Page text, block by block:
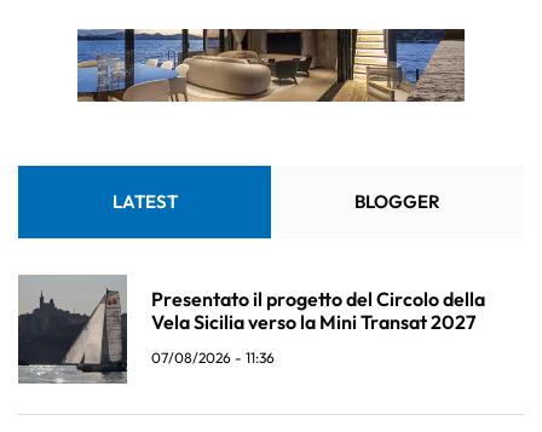
LATEST BLOGGER
Presentato il progetto del Circolo della
Vela Sicilia verso la Mini Transat 2027
07/08/2026 - 11:36